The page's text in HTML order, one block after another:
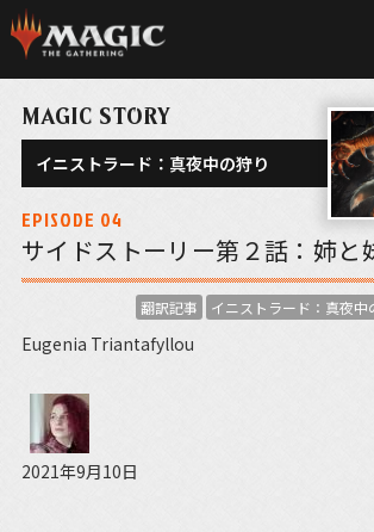
MAGIC STORY
イニストラード：真夜中の狩り
EPISODE 04
サイドストーリー第２話：姉と
翻訳記事 イニストラード：真夜中
Eugenia Triantafyllou
2021年9月10日